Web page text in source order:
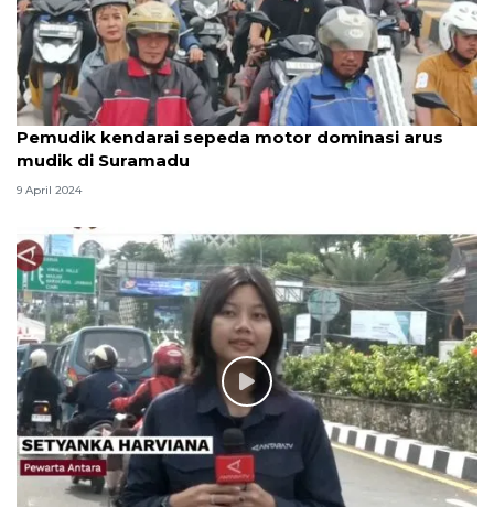
Pemudik kendarai sepeda motor dominasi arus
mudik di Suramadu
9 April 2024